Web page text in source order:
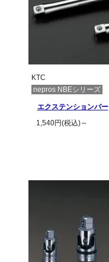
KTC
nepros NBEシリーズ
エクステンションバー
1,540円(税込)～